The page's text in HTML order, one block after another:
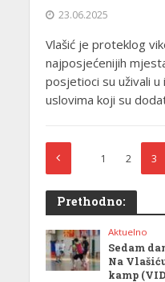
23.06.2025
Vlašić je proteklog
najposjećenijih
posjetioci su uživali
uslovima koji su
1 2 3
Prethodno:
Aktuelno
Sedam
Na
kamp